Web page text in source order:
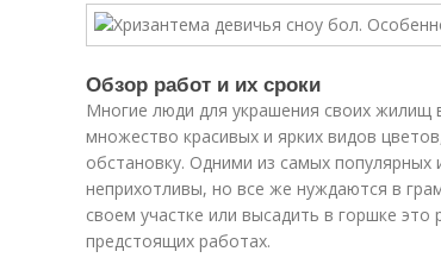
Обзор работ и их сроки
Многие люди для украшения своих
множество красивых и ярких видов
обстановку. Одними из самых
неприхотливы, но все же нуждаются в
своем участке или высадить в горшке это
предстоящих работах.